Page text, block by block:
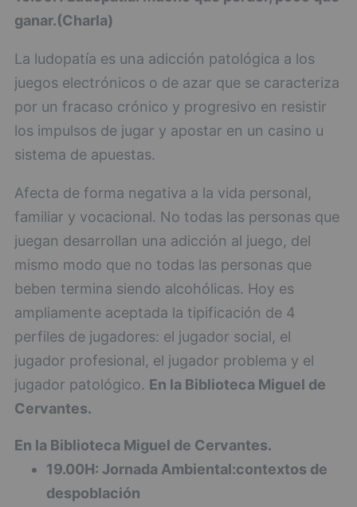
ganar.(Charla)
La ludopatía es una adicción patológica a los
juegos electrónicos o de azar que se caracteriza
por un fracaso crónico y progresivo en resistir
los impulsos de jugar y apostar en un casino u
sistema de apuestas.
Afecta de forma negativa a la vida personal,
familiar y vocacional. No todas las personas que
juegan desarrollan una adicción al juego, del
mismo modo que no todas las personas que
beben termina siendo alcohólicas. Hoy es
ampliamente aceptada la tipificación de 4
perfiles de jugadores: el jugador social, el
jugador profesional, el jugador problema y el
jugador patológico. En la Biblioteca Miguel de
Cervantes.
En la Biblioteca Miguel de Cervantes.
19.00H: Jornada Ambiental:contextos de
despoblación